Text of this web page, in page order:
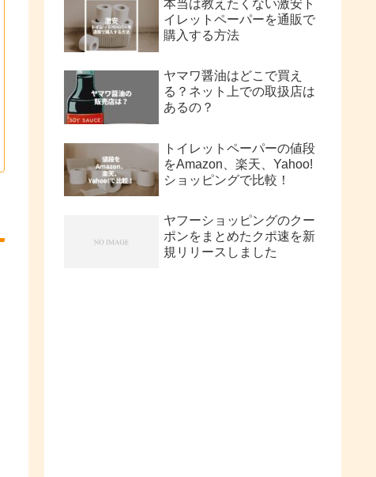
本当は教えたくない激安ト
イレットペーパーを通販で
購入する方法
ヤマワ醤油はどこで買え
る？ネット上での取扱店は
あるの？
トイレットペーパーの値段
をAmazon、楽天、Yahoo!
ショッピングで比較！
ヤフーショッピングのクー
ポンをまとめたクポ速を新
規リリースしました